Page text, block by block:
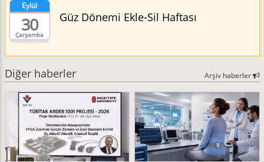
Çarşamba
Eylül
30 Güz Dönemi Ekle-Sil Haftası
Diğer haberler Arşiv haberler